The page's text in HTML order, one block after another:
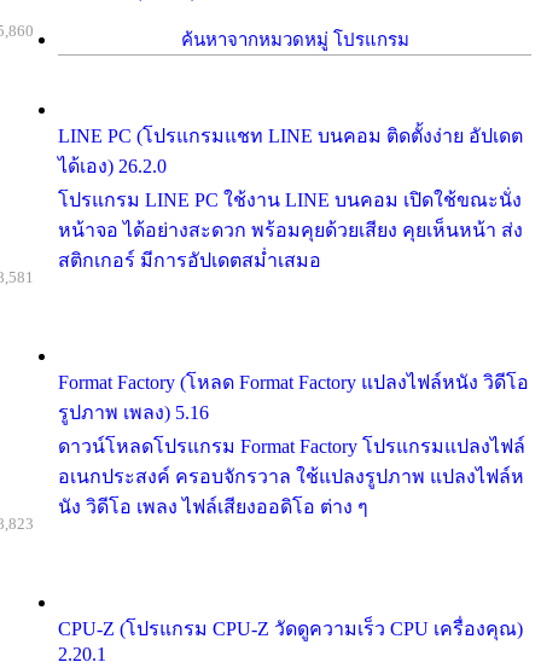
ค้นหาจากหมวดหมู่ โปรแกรม
LINE PC (โปรแกรมแชท LINE บนคอม ติดตั้งง่าย อัปเดต
ได้เอง) 26.2.0
โปรแกรม LINE PC ใช้งาน LINE บนคอม เปิดใช้ขณะนั่ง
หน้าจอ ได้อย่างสะดวก พร้อมคุยด้วยเสียง คุยเห็นหน้า ส่ง
สติกเกอร์ มีการอัปเดตสม่ำเสมอ
Format Factory (โหลด Format Factory แปลงไฟล์หนัง วิดีโอ
รูปภาพ เพลง) 5.16
ดาวน์โหลดโปรแกรม Format Factory โปรแกรมแปลงไฟล์
อเนกประสงค์ ครอบจักรวาล ใช้แปลงรูปภาพ แปลงไฟล์ห
นัง วิดีโอ เพลง ไฟล์เสียงออดิโอ ต่าง ๆ
CPU-Z (โปรแกรม CPU-Z วัดดูความเร็ว CPU เครื่องคุณ)
2.20.1